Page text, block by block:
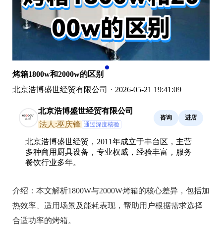
烤箱1800w和2000w的区别
北京浩博盛世经贸有限公司 · 2026-05-21 19:41:09
北京浩博盛世经贸有限公司
法人:巫庆锋 通过深度核验
咨询 进店
北京浩博盛世经贸，2011年成立于丰台区，主营
多种商用厨具设备，专业权威，经验丰富，服务
餐饮行业多年。
介绍： 本文解析1800W与2000W烤箱的核心差异，包括加
热效率、适用场景及能耗表现，帮助用户根据需求选择
合适功率的烤箱。